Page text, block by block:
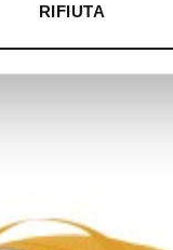
RIFIUTA